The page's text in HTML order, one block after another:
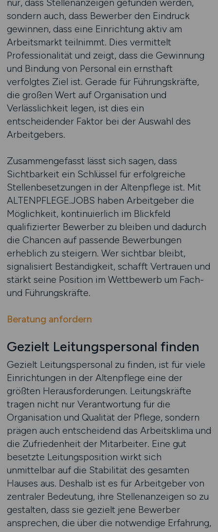
nur, dass Stellenanzeigen gefunden werden,
sondern auch, dass Bewerber den Eindruck
gewinnen, dass eine Einrichtung aktiv am
Arbeitsmarkt teilnimmt. Dies vermittelt
Professionalität und zeigt, dass die Gewinnung
und Bindung von Personal ein ernsthaft
verfolgtes Ziel ist. Gerade für Führungskräfte,
die großen Wert auf Organisation und
Verlässlichkeit legen, ist dies ein
entscheidender Faktor bei der Auswahl des
Arbeitgebers.
Zusammengefasst lässt sich sagen, dass
Sichtbarkeit ein Schlüssel für erfolgreiche
Stellenbesetzungen in der Altenpflege ist. Mit
ALTENPFLEGE.JOBS haben Arbeitgeber die
Möglichkeit, kontinuierlich im Blickfeld
qualifizierter Bewerber zu bleiben und dadurch
die Chancen auf passende Bewerbungen
erheblich zu steigern. Wer sichtbar bleibt,
signalisiert Beständigkeit, schafft Vertrauen und
stärkt seine Position im Wettbewerb um Fach-
und Führungskräfte.
Beratung anfordern
Gezielt Leitungspersonal finden
Gezielt Leitungspersonal zu finden, ist für viele
Einrichtungen in der Altenpflege eine der
größten Herausforderungen. Leitungskräfte
tragen nicht nur Verantwortung für die
Organisation und Qualität der Pflege, sondern
prägen auch entscheidend das Arbeitsklima und
die Zufriedenheit der Mitarbeiter. Eine gut
besetzte Leitungsposition wirkt sich
unmittelbar auf die Stabilität des gesamten
Hauses aus. Deshalb ist es für Arbeitgeber von
zentraler Bedeutung, ihre Stellenanzeigen so zu
gestalten, dass sie gezielt jene Bewerber
ansprechen, die über die notwendige Erfahrung,